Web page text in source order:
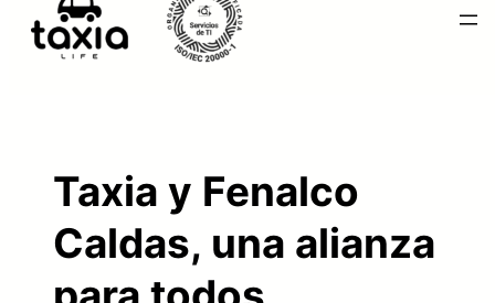
contenido
Taxia y Fenalco
Caldas, una alianza